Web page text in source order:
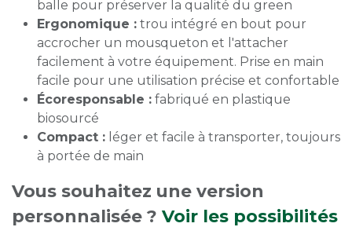
balle pour préserver la qualité du green
Ergonomique : trou intégré en bout pour
accrocher un mousqueton et l'attacher
facilement à votre équipement. Prise en main
facile pour une utilisation précise et confortable
Écoresponsable : fabriqué en plastique
biosourcé
Compact : léger et facile à transporter, toujours
à portée de main
Vous souhaitez une version
personnalisée ? Voir les possibilités